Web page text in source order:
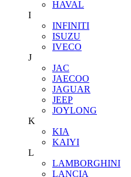
HAVAL
I
INFINITI
ISUZU
IVECO
J
JAC
JAECOO
JAGUAR
JEEP
JOYLONG
K
KIA
KAIYI
L
LAMBORGHINI
LANCIA